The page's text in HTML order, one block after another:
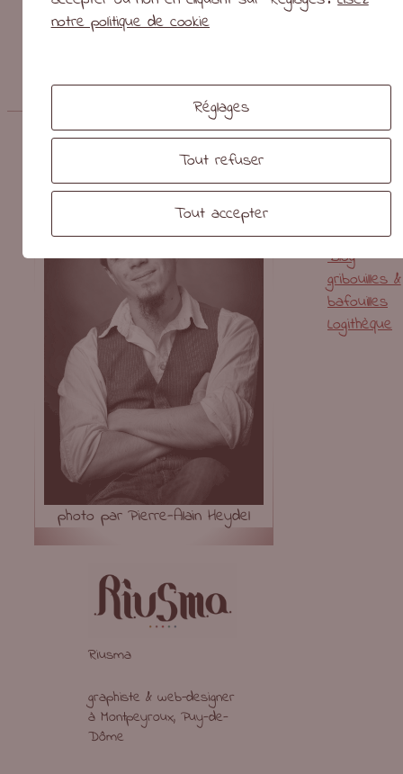
pa-heydel.fr →
Vous êtes ici :Accueil/Portfolio/Graphisme/SkyEcho
photo par Pierre-Alain Heydel
Riusma
graphiste & web-designer
à Montpeyroux, Puy-de-
Dôme
Portfolio
Blog
gribouilles &
bafouilles
Logithèque
notre politique de cookie
Réglages
Tout refuser
Tout accepter